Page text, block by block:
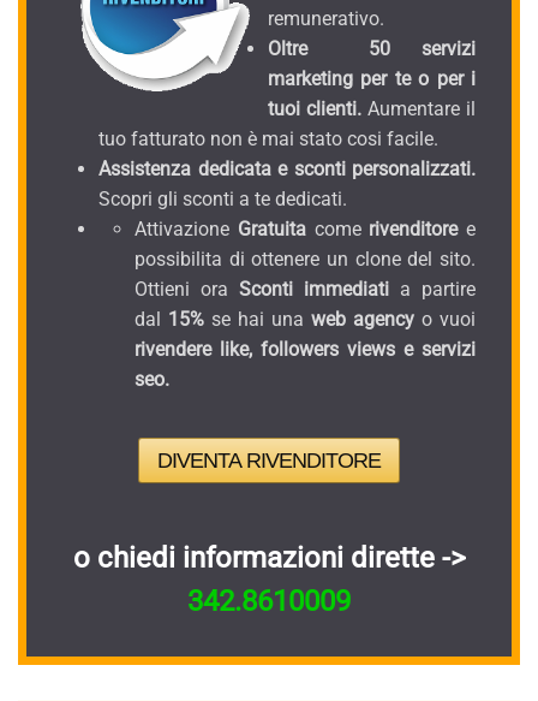
remunerativo.
Oltre 50 servizi
marketing per te o per i
tuoi clienti. Aumentare il
tuo fatturato non è mai stato cosi facile.
Assistenza dedicata e sconti personalizzati.
Scopri gli sconti a te dedicati.
Attivazione Gratuitacomerivenditoree
possibilita di ottenere un clone del sito.
Ottieni ora Sconti immediati a partire
dal 15% se hai una web agency o vuoi
rivendere like, followers views e servizi
seo.
DIVENTA RIVENDITORE
o chiedi informazioni dirette ->
342.8610009